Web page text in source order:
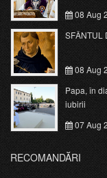
08 Aug
SFÂNTUL
08 Aug
Papa, în
iubirii
07 Aug
RECOMANDĂRI